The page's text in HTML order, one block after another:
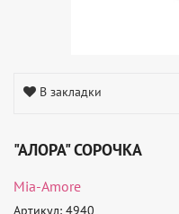
В закладки
"АЛОРА" СОРОЧКА
Mia-Amore
Артикул: 4940